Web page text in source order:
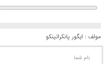
مولف : ایگور پانکراتینکو
نام شما